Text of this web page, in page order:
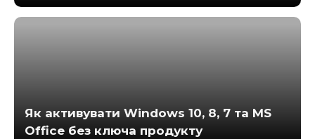
Як активувати Windows 10, 8, 7 та MS
Office без ключа продукту